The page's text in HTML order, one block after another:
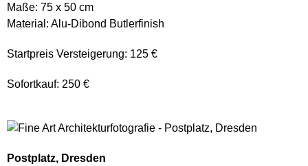
Maße: 75 x 50 cm
Material: Alu-Dibond Butlerfinish
Startpreis Versteigerung: 125 €
Sofortkauf: 250 €
Postplatz, Dresden